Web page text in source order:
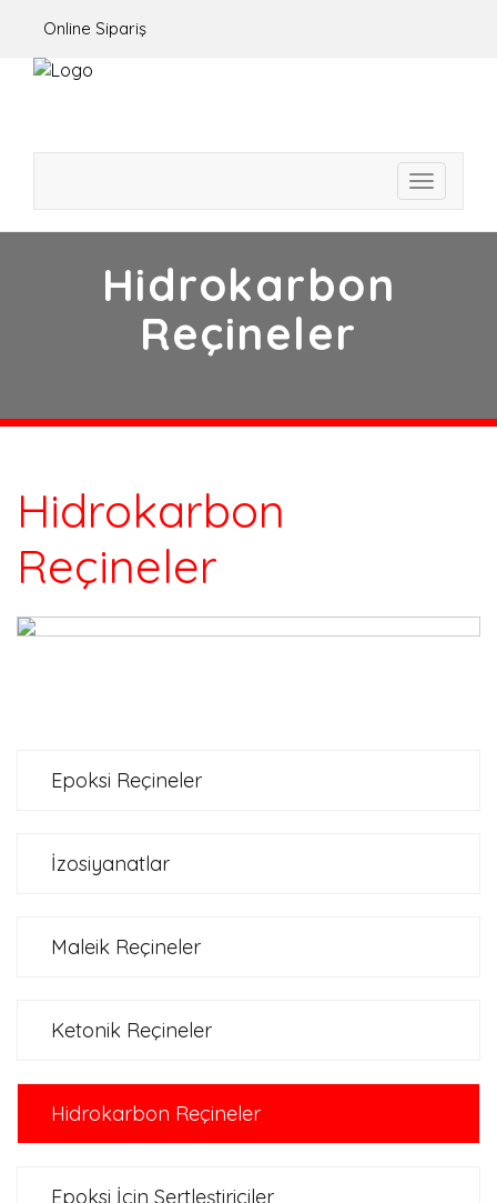
Online Sipariş
Toggle
Hidrokarbon
Reçineler
Hidrokarbon
Reçineler
Epoksi Reçineler
İzosiyanatlar
Maleik Reçineler
Ketonik Reçineler
Hidrokarbon Reçineler
Epoksi İçin Sertleştiriciler